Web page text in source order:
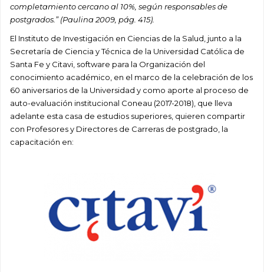
completamiento cercano al 10%, según responsables de
postgrados.” (Paulina 2009, pág. 415).
El Instituto de Investigación en Ciencias de la Salud, junto a la
Secretaría de Ciencia y Técnica de la Universidad Católica de
Santa Fe y Citavi, software para la Organización del
conocimiento académico, en el marco de la celebración de los
60 aniversarios de la Universidad y como aporte al proceso de
auto-evaluación institucional Coneau (2017-2018), que lleva
adelante esta casa de estudios superiores, quieren compartir
con Profesores y Directores de Carreras de postgrado, la
capacitación en: